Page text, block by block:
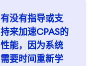
有没有指导或支
持来加速CPAS的
性能，因为系统
需要时间重新学